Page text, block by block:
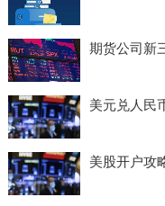
期货公司新
美元兑人民
美股开户攻